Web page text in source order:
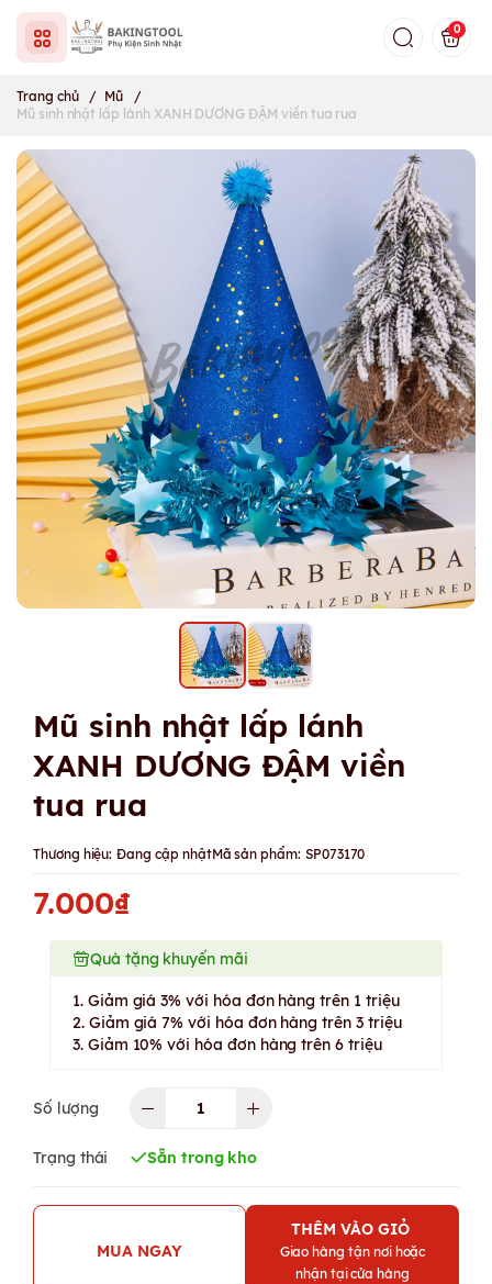
0
Trang chủ / Mũ
/
Mũ sinh nhật lấp lánh XANH DƯƠNG ĐẬM viền tua rua
Mũ sinh nhật lấp lánh
XANH DƯƠNG ĐẬM viền
tua rua
Thương hiệu: Đang cập nhậtMã sản phẩm: SP073170
7.000₫
Quà tặng khuyến mãi
1. Giảm giá 3% với hóa đơn hàng trên 1 triệu
2. Giảm giá 7% với hóa đơn hàng trên 3 triệu
3. Giảm 10% với hóa đơn hàng trên 6 triệu
Số lượng
Trạng thái Sẵn trong kho
MUA NGAY
THÊM VÀO GIỎ
Giao hàng tận nơi hoặc
nhận tại cửa hàng